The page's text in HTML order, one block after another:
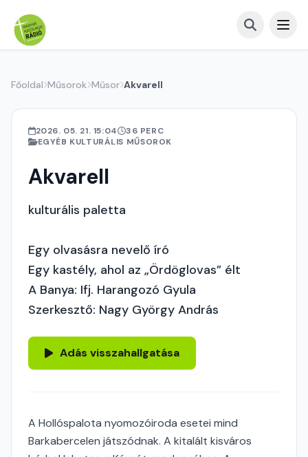
Főoldal Műsorok Műsor Akvarell
2026. 05. 21. 15:04
36 PERC
EGYÉB KULTURÁLIS MŰSOROK
Akvarell
kulturális paletta
Egy olvasásra nevelő író
Egy kastély, ahol az „Ördöglovas” élt
A Banya: Ifj. Harangozó Gyula
Szerkesztő: Nagy György András
Adás visszahallgatása
A Hollóspalota nyomozóiroda esetei mind
Barkabercelen játszódnak. A kitalált kisváros